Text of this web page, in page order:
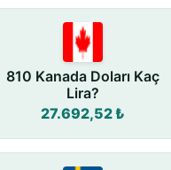
810 Kanada Doları Kaç
Lira?
27.692,52 ₺